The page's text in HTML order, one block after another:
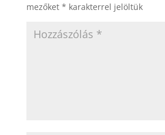
mezőket * karakterrel jelöltük